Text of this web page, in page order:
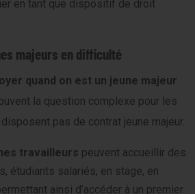
en tant que dispositif de droit
majeurs en difficulté
quand on est un jeune majeur
la question complexe pour les
pas de contrat jeune majeur.
travailleurs peuvent accueillir des
étudiants salariés, en stage, en
ainsi d’accéder à un premier